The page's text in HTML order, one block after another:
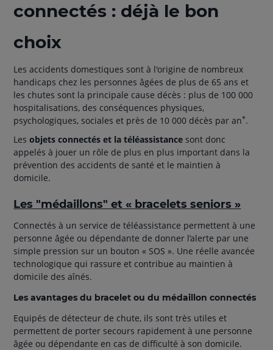
connectés : déjà le bon
choix
Les accidents domestiques sont à l'origine de nombreux
handicaps chez les personnes âgées de plus de 65 ans et
les chutes sont la principale cause décès : plus de 100 000
hospitalisations, des conséquences physiques,
psychologiques, sociales et près de 10 000 décès par an*.
Les objets connectés et la téléassistance sont donc
appelés à jouer un rôle de plus en plus important dans la
prévention des accidents de santé et le maintien à
domicile.
Les "médaillons" et « bracelets seniors »
Connectés à un service de téléassistance permettent à une
personne âgée ou dépendante de donner l’alerte par une
simple pression sur un bouton « SOS ». Une réelle avancée
technologique qui rassure et contribue au maintien à
domicile des aînés.
Les avantages du bracelet ou du médaillon connectés
Equipés de détecteur de chute, ils sont très utiles et
permettent de porter secours rapidement à une personne
âgée ou dépendante en cas de difficulté à son domicile.